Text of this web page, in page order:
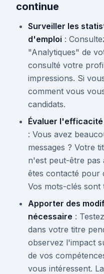
continue
Surveiller les
d'emploi :
"Analytiques" de
consulté votre
impressions. Si
comment vous
candidats.
Évaluer
: Vous avez
messages ? Votre
n'est peut-être pas
êtes contacté pour
Vos mots-clés sont
Apporter des
nécessaire :
dans votre titre
observez l'impact
de vos
vous intéressent.